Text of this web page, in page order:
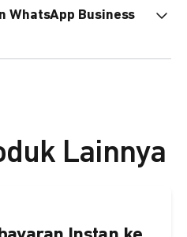
juga pakai nomor
dimiliki sendiri, atau dari
Bisnis terverifikasi juga
WhatsApp Business
Lainnya